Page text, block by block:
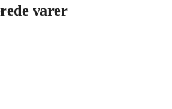
varer